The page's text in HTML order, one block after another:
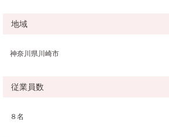
地域
神奈川県川崎市
従業員数
８名